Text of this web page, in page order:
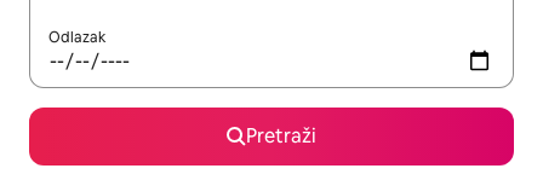
Odlazak
Pretraži